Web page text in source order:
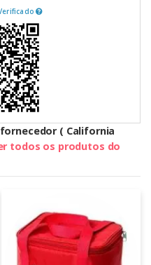
( California
todos os produtos do